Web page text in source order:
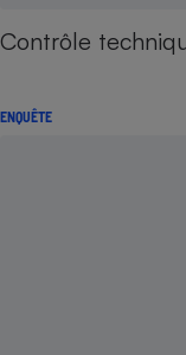
Contrôle
ENQUÊTE